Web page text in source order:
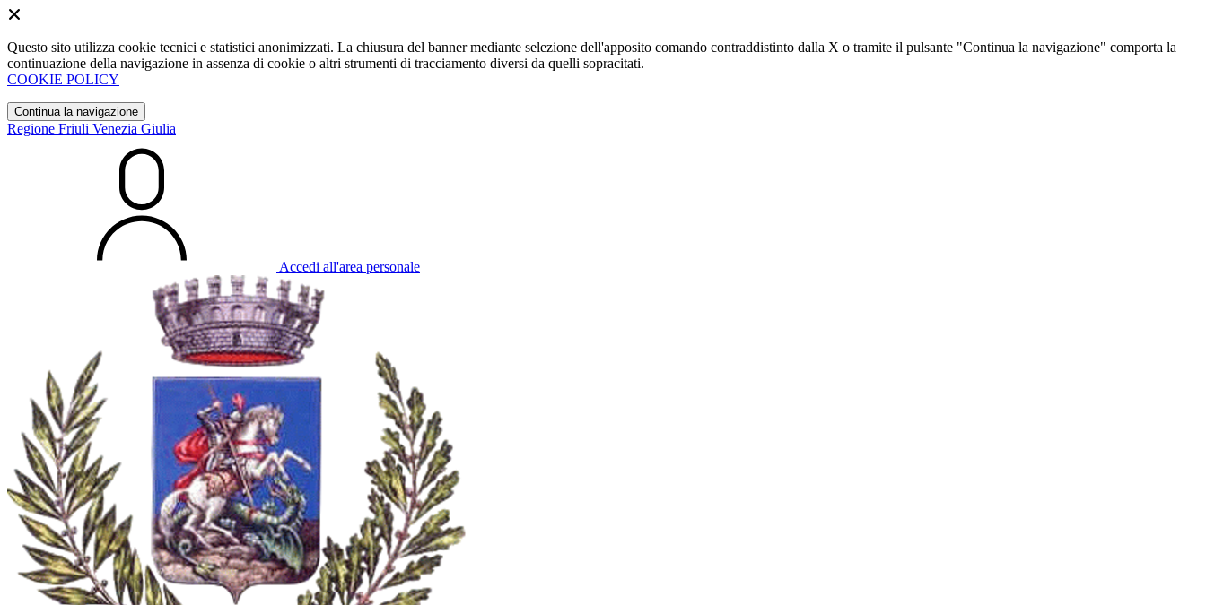
Questo sito utilizza cookie tecnici e statistici anonimizzati. La chiusura del banner mediante selezione dell'apposito comando contraddistinto dalla X o tramite il pulsante "Continua la navigazione" comporta la
continuazione della navigazione in assenza di cookie o altri strumenti di tracciamento diversi da quelli sopracitati.
COOKIE POLICY
Continua la navigazione
Regione Friuli Venezia Giulia
Accedi all'area personale